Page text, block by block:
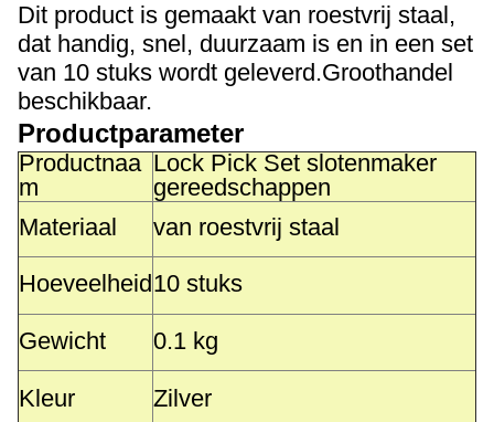
Dit product is gemaakt van roestvrij staal,
dat handig, snel, duurzaam is en in een set
van 10 stuks wordt geleverd.Groothandel
beschikbaar.
Productparameter
Productnaa
m
Lock Pick Set slotenmaker
gereedschappen
Materiaal
van roestvrij staal
Hoeveelheid10 stuks
Gewicht 0.1 kg
Kleur Zilver